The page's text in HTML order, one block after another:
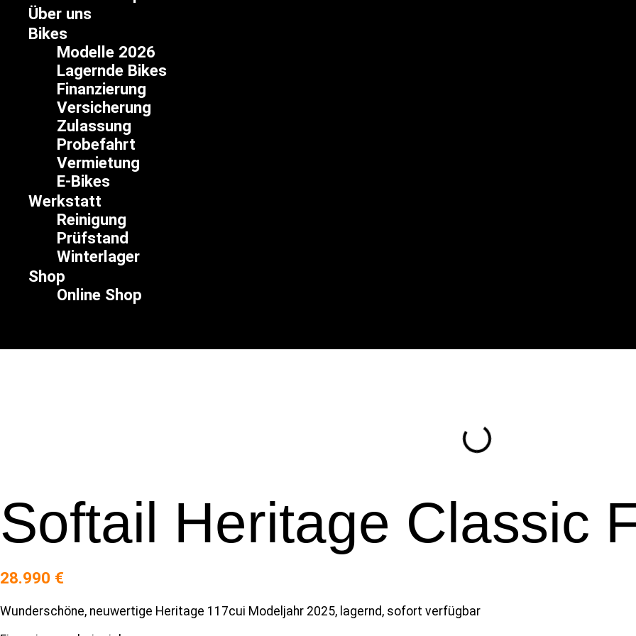
Inhalt
springen
Über uns
Bikes
Modelle 2026
Lagernde Bikes
Finanzierung
Versicherung
Zulassung
Probefahrt
Vermietung
E-Bikes
Werkstatt
Reinigung
Prüfstand
Winterlager
Shop
Online Shop
Softail Heritage Classic
28.990 €
Wunderschöne, neuwertige Heritage 117cui Modeljahr 2025, lagernd, sofort verfügbar